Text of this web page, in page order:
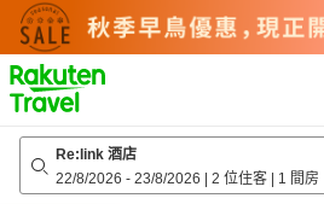
to
top
page
Re:link 酒店
22/8/2026 - 23/8/2026 | 2 位住客 | 1 間房